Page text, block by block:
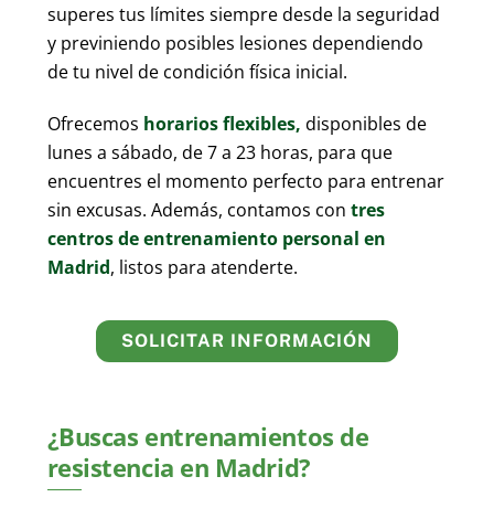
superes tus límites siempre desde la seguridad
y previniendo posibles lesiones dependiendo
de tu nivel de condición física inicial.
Ofrecemos horarios flexibles, disponibles de
lunes a sábado, de 7 a 23 horas, para que
encuentres el momento perfecto para entrenar
sin excusas. Además, contamos con tres
centros de entrenamiento personal en
Madrid, listos para atenderte.
SOLICITAR INFORMACIÓN
¿Buscas entrenamientos de
resistencia en Madrid?